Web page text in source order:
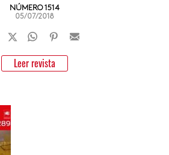
NÚMERO 1514
05/07/2018
Leer revista